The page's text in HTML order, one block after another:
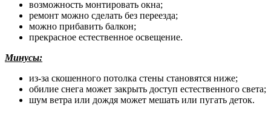
возможность монтировать окна;
ремонт можно сделать без переезда;
можно прибавить балкон;
прекрасное естественное освещение.
Минусы:
из-за скошенного потолка стены становятся ниже;
обилие снега может закрыть доступ естественного света;
шум ветра или дождя может мешать или пугать деток.